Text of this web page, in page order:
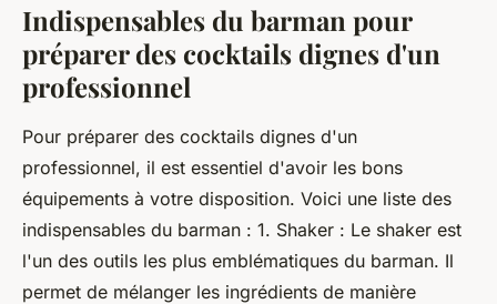
Indispensables du barman pour
préparer des cocktails dignes d'un
professionnel
Pour préparer des cocktails dignes d'un
professionnel, il est essentiel d'avoir les bons
équipements à votre disposition. Voici une liste des
indispensables du barman : 1. Shaker : Le shaker est
l'un des outils les plus emblématiques du barman. Il
permet de mélanger les ingrédients de manière